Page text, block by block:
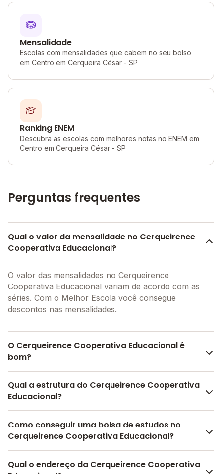
Mensalidade
Escolas com mensalidades que cabem no seu bolso
em Centro em Cerqueira César - SP
Ranking ENEM
Descubra as escolas com melhores notas no ENEM em
Centro em Cerqueira César - SP
Perguntas frequentes
Qual o valor da mensalidade no Cerqueirence
Cooperativa Educacional?
O valor das mensalidades no Cerqueirence
Cooperativa Educacional variam de acordo com as
séries. Com o Melhor Escola você consegue
descontos nas mensalidades.
O Cerqueirence Cooperativa Educacional é
bom?
O Cerqueirence Cooperativa Educacional é bem
avaliado por pais, alunos e funcionários da escola,
A escola recebeu avaliação de5.0emparticipação
da comunidade,5.0emestrutura física,5.0
desenvolvimento socioemocionale5.0em
motivação dos estudantes.
Qual a estrutura do Cerqueirence Cooperativa
Educacional?
O Cerqueirence Cooperativa Educacional oferece toda
a estrutura necessária para o conforto e
Descoberta, Laboratório de ciências, Sala de
Como conseguir uma bolsa de estudos no
Cerqueirence Cooperativa Educacional?
Pesquise bolsas disponíveis no Melhor Escola e
Qual o endereço da Cerqueirence Cooperativa